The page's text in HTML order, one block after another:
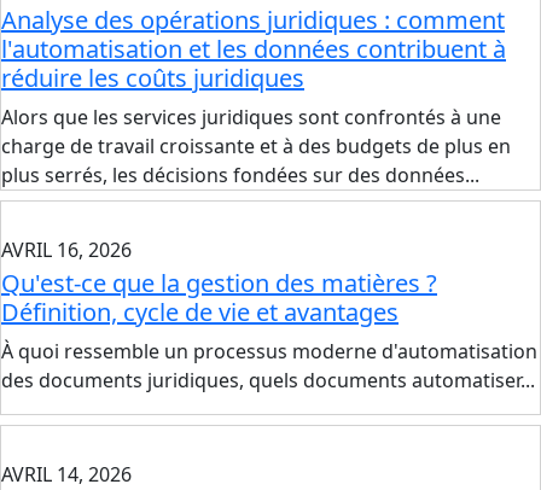
Analyse des opérations juridiques : comment
l'automatisation et les données contribuent à
réduire les coûts juridiques
Alors que les services juridiques sont confrontés à une
charge de travail croissante et à des budgets de plus en
plus serrés, les décisions fondées sur des données...
AVRIL 16, 2026
Qu'est-ce que la gestion des matières ?
Définition, cycle de vie et avantages
À quoi ressemble un processus moderne d'automatisation
des documents juridiques, quels documents automatiser...
AVRIL 14, 2026